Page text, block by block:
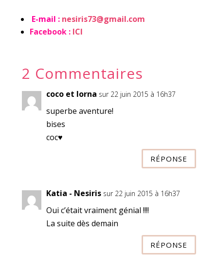
E-mail : nesiris73@gmail.com
Facebook : ICI
2 Commentaires
coco et lorna sur 22 juin 2015 à 16h37
superbe aventure!
bises
coc♥
RÉPONSE
Katia - Nesiris sur 22 juin 2015 à 16h37
Oui c’était vraiment génial !!!!
La suite dès demain
RÉPONSE